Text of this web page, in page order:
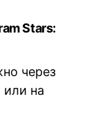
Stars:
через
или на